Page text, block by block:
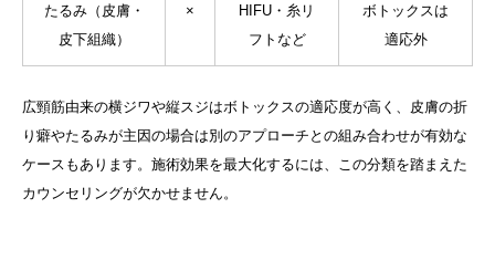
たるみ（皮膚・
皮下組織）
×
HIFU・糸リ
フトなど
ボトックスは
適応外
広頸筋由来の横ジワや縦スジはボトックスの適応度が高く、皮膚の折
り癖やたるみが主因の場合は別のアプローチとの組み合わせが有効な
ケースもあります。施術効果を最大化するには、この分類を踏まえた
カウンセリングが欠かせません。